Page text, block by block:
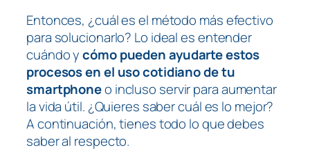
Entonces, ¿cuál es el método más efectivo
para solucionarlo? Lo ideal es entender
cuándo ycómo pueden ayudarte estos
procesos en el uso cotidiano de tu
smartphoneo incluso servir para aumentar
la vida útil. ¿Quieres saber cuál es lo mejor?
A continuación, tienes todo lo que debes
saber al respecto.